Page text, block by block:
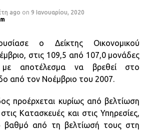
ago on 9 Ιανουαρίου, 2020
ο Δείκτης Οικονομικού
στις 109,5 από 107,0 μονάδες
με αποτέλεσμα να βρεθεί στο
από τον Νοέμβριο του 2007.
προέρχεται κυρίως από βελτίωση
Κατασκευές και στις Υπηρεσίες,
βαθμό από τη βελτίωσή τους στη